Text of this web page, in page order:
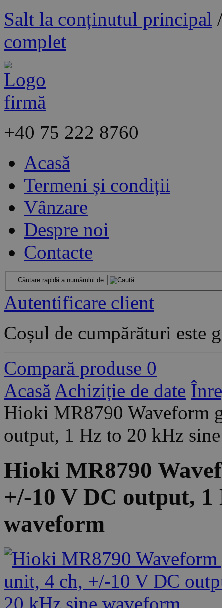
Salt la conținutul principal
complet
+40 75 222 8760
Acasă
Termeni și condiții
Vânzare
Despre noi
Contacte
Autentificare client
Coșul de cumpărături este
Compară produse 0
Acasă Achiziție de date
Hioki MR8790 Waveform
output, 1 Hz to 20 kHz
Hioki MR8790
+/-10 V DC output, 1
waveform